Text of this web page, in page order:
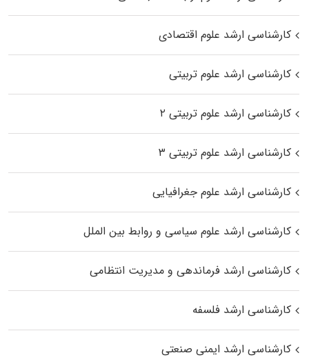
کارشناسی ارشد علوم اقتصادی
کارشناسی ارشد علوم تربیتی
کارشناسی ارشد علوم تربیتی ۲
کارشناسی ارشد علوم تربیتی ۳
کارشناسی ارشد علوم جغرافیایی
کارشناسی ارشد علوم سیاسی و روابط بین الملل
کارشناسی ارشد فرماندهی و مدیریت انتظامی
کارشناسی ارشد فلسفه
کارشناسی ارشد ایمنی صنعتی